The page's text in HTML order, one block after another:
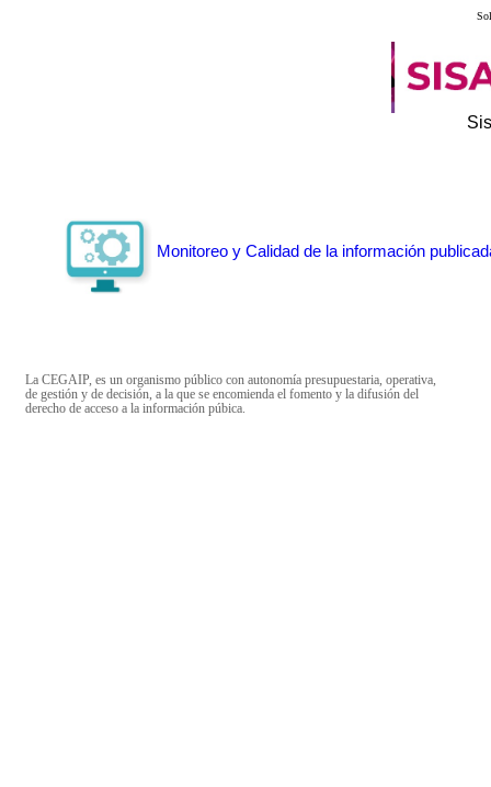
Monitoreo y Calidad de la información
La CEGAIP, es un organismo público con autonomía presupuestaria, operativa,
de gestión y de decisión, a la que se encomienda el fomento y la difusión del
derecho de acceso a la información púbica.